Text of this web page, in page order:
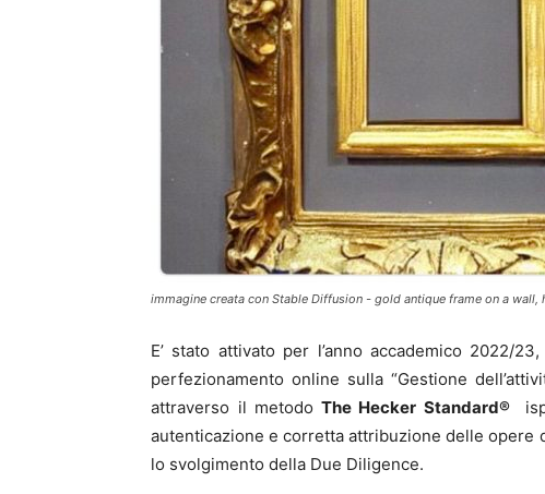
immagine creata con Stable Diffusion - gold antique frame on a
E’ stato attivato per l’anno accademico 2022/
perfezionamento online sulla “Gestione
attraverso il metodo The Hecker Standard®
autenticazione e corretta attribuzione delle opere
lo svolgimento della Due Diligence.